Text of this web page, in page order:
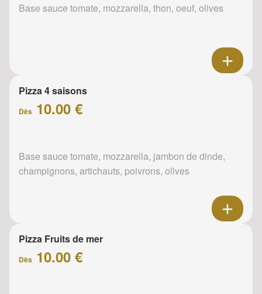
Base sauce tomate, mozzarella, thon, oeuf, olives
Pizza 4 saisons
Dès 10.00 €
Base sauce tomate, mozzarella, jambon de dinde,
champignons, artichauts, poivrons, olives
Pizza Fruits de mer
Dès 10.00 €